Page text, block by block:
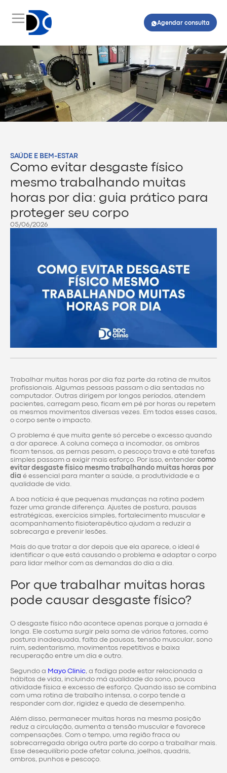
Agendar consulta
SAÚDE E BEM-ESTAR
Como evitar desgaste físico
mesmo trabalhando muitas
horas por dia: guia prático para
proteger seu corpo
05/06/2026
Trabalhar muitas horas por dia faz parte da rotina de muitos
profissionais. Algumas pessoas passam o dia sentadas no
computador. Outras dirigem por longos períodos, atendem
pacientes, carregam peso, ficam em pé por horas ou repetem
os mesmos movimentos diversas vezes. Em todos esses casos,
o corpo sente o impacto.
O problema é que muita gente só percebe o excesso quando
a dor aparece. A coluna começa a incomodar, os ombros
ficam tensos, as pernas pesam, o pescoço trava e até tarefas
simples passam a exigir mais esforço. Por isso, entender como
evitar desgaste físico mesmo trabalhando muitas horas por
dia é essencial para manter a saúde, a produtividade e a
qualidade de vida.
A boa notícia é que pequenas mudanças na rotina podem
fazer uma grande diferença. Ajustes de postura, pausas
estratégicas, exercícios simples, fortalecimento muscular e
acompanhamento fisioterapêutico ajudam a reduzir a
sobrecarga e prevenir lesões.
Mais do que tratar a dor depois que ela aparece, o ideal é
identificar o que está causando o problema e adaptar o corpo
para lidar melhor com as demandas do dia a dia.
Por que trabalhar muitas horas
pode causar desgaste físico?
O desgaste físico não acontece apenas porque a jornada é
longa. Ele costuma surgir pela soma de vários fatores, como
postura inadequada, falta de pausas, tensão muscular, sono
ruim, sedentarismo, movimentos repetitivos e baixa
recuperação entre um dia e outro.
Segundo a Mayo Clinic, a fadiga pode estar relacionada a
hábitos de vida, incluindo má qualidade do sono, pouca
atividade física e excesso de esforço. Quando isso se combina
com uma rotina de trabalho intensa, o corpo tende a
responder com dor, rigidez e queda de desempenho.
Além disso, permanecer muitas horas na mesma posição
reduz a circulação, aumenta a tensão muscular e favorece
compensações. Com o tempo, uma região fraca ou
sobrecarregada obriga outra parte do corpo a trabalhar mais.
Esse desequilíbrio pode afetar coluna, joelhos, quadris,
ombros, punhos e pescoço.